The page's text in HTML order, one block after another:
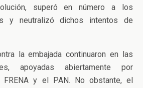
superó en número a los
y neutralizó dichos intentos de
la embajada continuaron en las
apoyadas abiertamente por
FRENA y el PAN. No obstante, el